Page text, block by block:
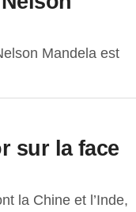
Mandela est
sur la face
la Chine et l’Inde,